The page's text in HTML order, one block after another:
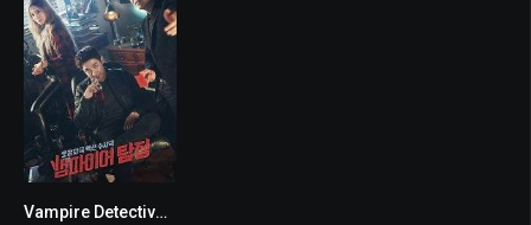
6.5
Vampire Detective [Sub-ITA]